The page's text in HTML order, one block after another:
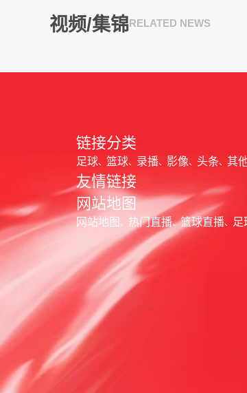
视频/集锦RELATED NEWS
链接分类
足球 篮球 录播 影像 头条 其
友情链接
网站地图
网站地图 热门直播 篮球直播 足